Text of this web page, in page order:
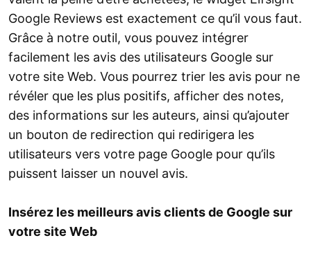
Google Reviews est exactement ce qu’il vous faut.
Grâce à notre outil, vous pouvez intégrer
facilement les avis des utilisateurs Google sur
votre site Web. Vous pourrez trier les avis pour ne
révéler que les plus positifs, afficher des notes,
des informations sur les auteurs, ainsi qu’ajouter
un bouton de redirection qui redirigera les
utilisateurs vers votre page Google pour qu’ils
puissent laisser un nouvel avis.
Insérez les meilleurs avis clients de Google sur
votre site Web